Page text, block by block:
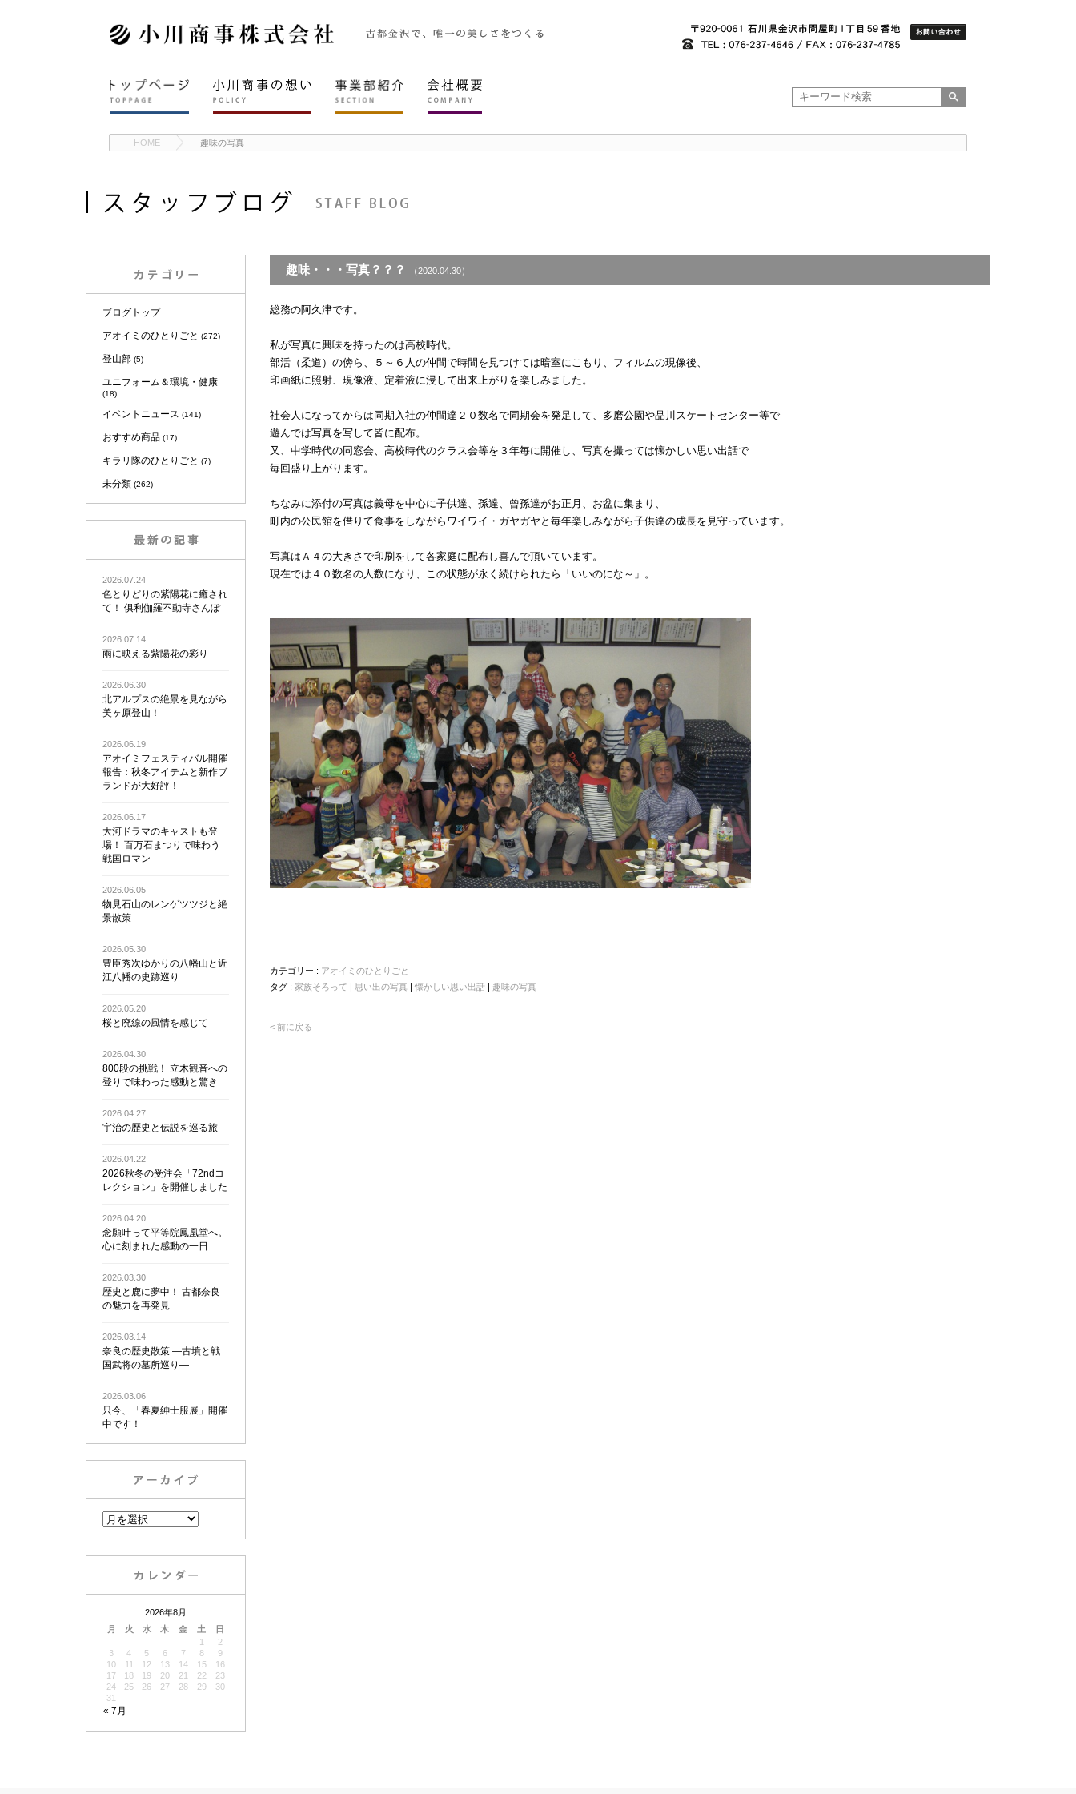
HOME 趣味の写真
ブログトップ
アオイミのひとりごと (272)
登山部 (5)
ユニフォーム＆環境・健康
(18)
イベントニュース (141)
おすすめ商品 (17)
キラリ隊のひとりごと (7)
未分類 (262)
2026.07.24
色とりどりの紫陽花に癒され
て！ 俱利伽羅不動寺さんぽ
2026.07.14
雨に映える紫陽花の彩り
2026.06.30
北アルプスの絶景を見ながら
美ヶ原登山！
2026.06.19
アオイミフェスティバル開催
報告：秋冬アイテムと新作ブ
ランドが大好評！
2026.06.17
大河ドラマのキャストも登
場！ 百万石まつりで味わう
戦国ロマン
2026.06.05
物見石山のレンゲツツジと絶
景散策
2026.05.30
豊臣秀次ゆかりの八幡山と近
江八幡の史跡巡り
2026.05.20
桜と廃線の風情を感じて
2026.04.30
800段の挑戦！ 立木観音への
登りで味わった感動と驚き
2026.04.27
宇治の歴史と伝説を巡る旅
2026.04.22
2026秋冬の受注会「72ndコ
レクション」を開催しました
2026.04.20
念願叶って平等院鳳凰堂へ。
心に刻まれた感動の一日
2026.03.30
歴史と鹿に夢中！ 古都奈良
の魅力を再発見
2026.03.14
奈良の歴史散策 ―古墳と戦
国武将の墓所巡り―
2026.03.06
只今、「春夏紳士服展」開催
中です！
2026年8月
月
火 水 木 金 土 日
« 7月
1
2
3
4 5 6 7 8
9
10
11 12 13 14 15
16
17
18 19 20 21 22
23
24
25 26 27 28 29
30
31
趣味・・・写真？？？ （2020.04.30）
総務の阿久津です。
私が写真に興味を持ったのは高校時代。
部活（柔道）の傍ら、５～６人の仲間で時間を見つけては暗室にこもり、フィルムの現像後、
印画紙に照射、現像液、定着液に浸して出来上がりを楽しみました。
社会人になってからは同期入社の仲間達２０数名で同期会を発足して、多磨公園や品川スケートセンター等で
遊んでは写真を写して皆に配布。
又、中学時代の同窓会、高校時代のクラス会等を３年毎に開催し、写真を撮っては懐かしい思い出話で
毎回盛り上がります。
ちなみに添付の写真は義母を中心に子供達、孫達、曾孫達がお正月、お盆に集まり、
町内の公民館を借りて食事をしながらワイワイ・ガヤガヤと毎年楽しみながら子供達の成長を見守っています。
写真はＡ４の大きさで印刷をして各家庭に配布し喜んで頂いています。
現在では４０数名の人数になり、この状態が永く続けられたら「いいのにな～」。
カテゴリー : アオイミのひとりごと
タグ : 家族そろって | 思い出の写真 | 懐かしい思い出話 | 趣味の写真
< 前に戻る